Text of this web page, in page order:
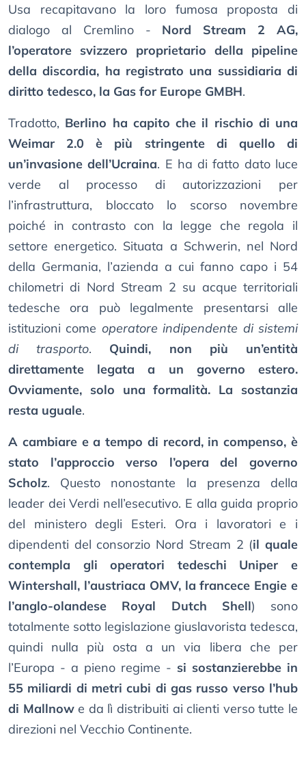
Usa recapitavano la loro fumosa proposta di
dialogo al Cremlino - Nord Stream 2 AG,
l’operatore svizzero proprietario della pipeline
della discordia, ha registrato una sussidiaria di
diritto tedesco, la Gas for Europe GMBH.
Tradotto, Berlino ha capito che il rischio di una
Weimar 2.0 è più stringente di quello di
un’invasione dell’Ucraina. E ha di fatto dato luce
verde al processo di autorizzazioni per
l’infrastruttura, bloccato lo scorso novembre
poiché in contrasto con la legge che regola il
settore energetico. Situata a Schwerin, nel Nord
della Germania, l’azienda a cui fanno capo i 54
chilometri di Nord Stream 2 su acque territoriali
tedesche ora può legalmente presentarsi alle
istituzioni come operatore indipendente di sistemi
di trasporto. Quindi, non più un’entità
direttamente legata a un governo estero.
Ovviamente, solo una formalità. La sostanzia
resta uguale.
A cambiare e a tempo di record, in compenso, è
stato l’approccio verso l’opera del governo
Scholz. Questo nonostante la presenza della
leader dei Verdi nell’esecutivo. E alla guida proprio
del ministero degli Esteri. Ora i lavoratori e i
dipendenti del consorzio Nord Stream 2 (il quale
contempla gli operatori tedeschi Uniper e
Wintershall, l’austriaca OMV, la francece Engie e
l’anglo-olandese Royal Dutch Shell) sono
totalmente sotto legislazione giuslavorista tedesca,
quindi nulla più osta a un via libera che per
l’Europa - a pieno regime - si sostanzierebbe in
55 miliardi di metri cubi di gas russo verso l’hub
di Mallnowe da lì distribuiti ai clienti verso tutte le
direzioni nel Vecchio Continente.